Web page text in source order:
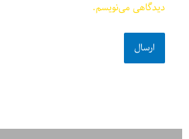
دیدگاهی می‌نویسم.